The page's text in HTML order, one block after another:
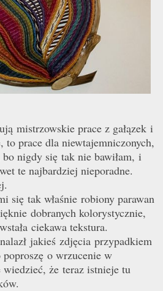
mistrzowskie prace z gałązek i
to prace dla niewtajemniczonych,
nigdy się tak nie bawiłam, i
te najbardziej nieporadne.
się tak właśnie robiony parawan
dobranych kolorystycznie,
ciekawa tekstura.
jakieś zdjęcia przypadkiem
poproszę o wrzucenie w
że teraz istnieje tu